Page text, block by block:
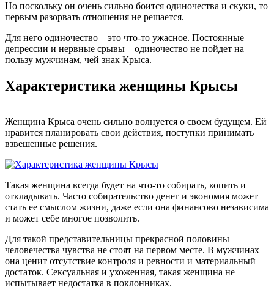
Но поскольку он очень сильно боится одиночества и скуки, то
первым разорвать отношения не решается.
Для него одиночество – это что-то ужасное. Постоянные
депрессии и нервные срывы – одиночество не пойдет на
пользу мужчинам, чей знак Крыса.
Характеристика женщины Крысы
Женщина Крыса очень сильно волнуется о своем будущем. Ей
нравится планировать свои действия, поступки принимать
взвешенные решения.
Такая женщина всегда будет на что-то собирать, копить и
откладывать. Часто собирательство денег и экономия может
стать ее смыслом жизни, даже если она финансово независима
и может себе многое позволить.
Для такой представительницы прекрасной половины
человечества чувства не стоят на первом месте. В мужчинах
она ценит отсутствие контроля и ревности и материальный
достаток. Сексуальная и ухоженная, такая женщина не
испытывает недостатка в поклонниках.